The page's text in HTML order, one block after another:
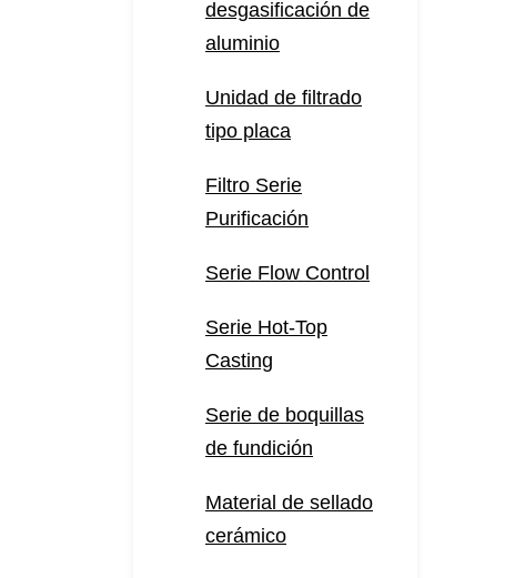
desgasificación de
aluminio
Unidad de filtrado
tipo placa
Filtro Serie
Purificación
Serie Flow Control
Serie Hot-Top
Casting
Serie de boquillas
de fundición
Material de sellado
cerámico